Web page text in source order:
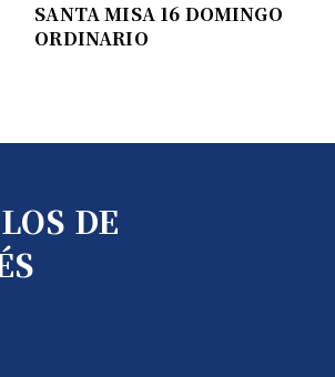
SANTA MISA 16 DOMINGO
ORDINARIO
DE